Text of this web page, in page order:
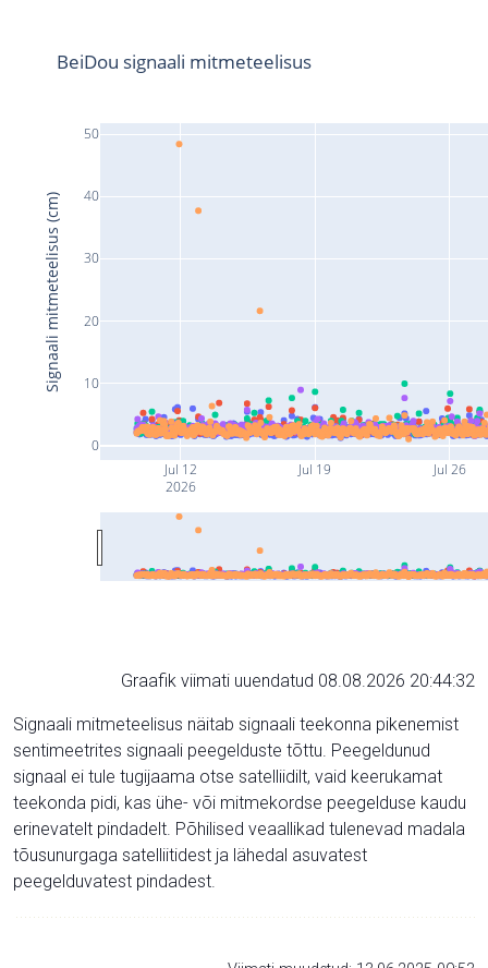
Jul 12
2026
Jul 19 Jul 26
0
10
20
30
40
50
BeiDou signaali mitmeteelisus
Signaali mitmeteelisus (cm)
Graafik viimati uuendatud 08.08.2026 20:44:32
Signaali mitmeteelisus näitab signaali teekonna pikenemist
sentimeetrites signaali peegelduste tõttu. Peegeldunud
signaal ei tule tugijaama otse satelliidilt, vaid keerukamat
teekonda pidi, kas ühe- või mitmekordse peegelduse kaudu
erinevatelt pindadelt. Põhilised veaallikad tulenevad madala
tõusunurgaga satelliitidest ja lähedal asuvatest
peegelduvatest pindadest.